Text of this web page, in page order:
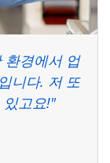
환경에서 업
니다. 저 또
있고요!"